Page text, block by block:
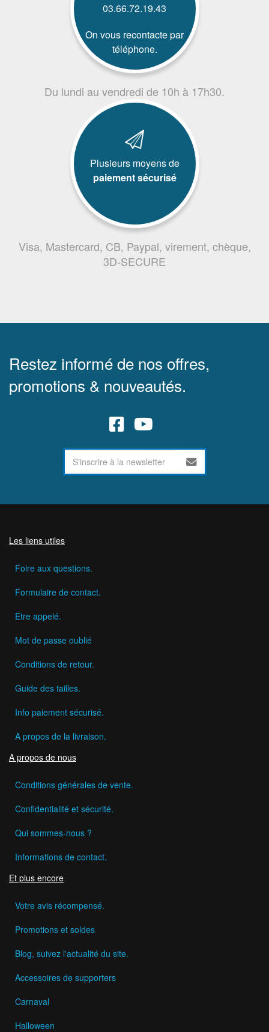
03.66.72.19.43
On vous recontacte par
téléphone.
Du lundi au vendredi de 10h à 17h30.
Plusieurs moyens de
paiement sécurisé
Visa, Mastercard, CB, Paypal, virement, chèque,
3D-SECURE
Restez informé de nos offres,
promotions & nouveautés.
Les liens utiles
Foire aux questions.
Formulaire de contact.
Etre appelé.
Mot de passe oublié
Conditions de retour.
Guide des tailles.
Info paiement sécurisé.
A propos de la livraison.
A propos de nous
Conditions générales de vente.
Confidentialité et sécurité.
Qui sommes-nous ?
Informations de contact.
Et plus encore
Votre avis récompensé.
Promotions et soldes
Blog, suivez l'actualité du site.
Accessoires de supporters
Carnaval
Halloween